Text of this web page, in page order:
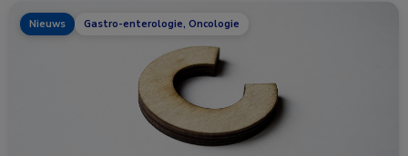
Nieuws Gastro-enterologie, Oncologie